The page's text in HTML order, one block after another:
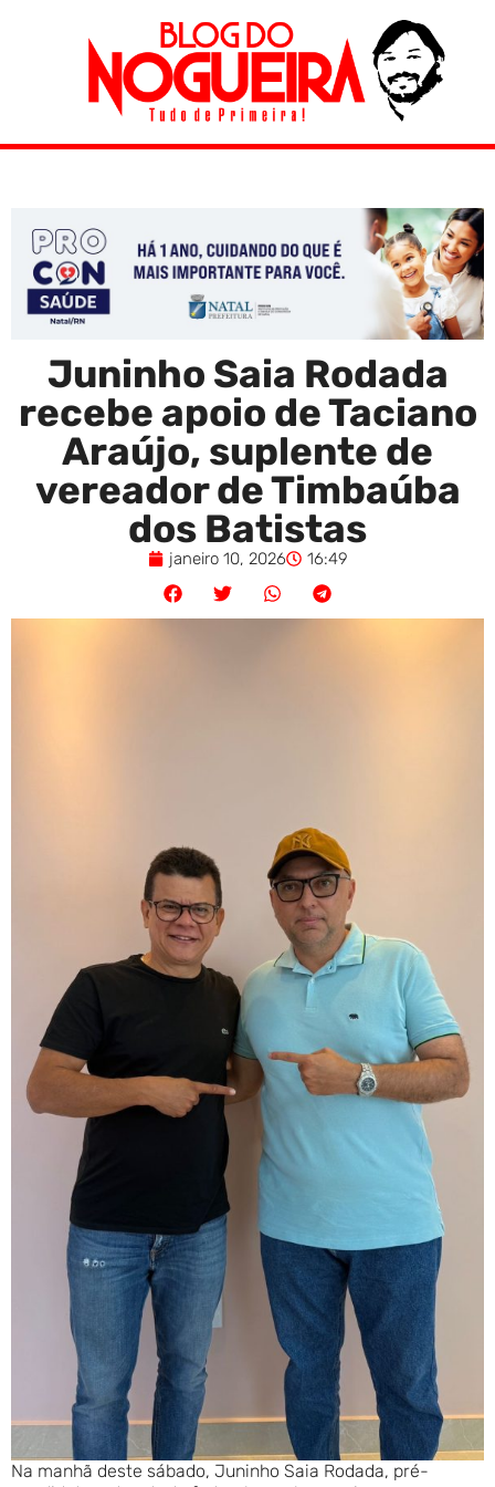
Juninho Saia Rodada
recebe apoio de Taciano
Araújo, suplente de
vereador de Timbaúba
dos Batistas
janeiro 10, 2026 16:49
Na manhã deste sábado, Juninho Saia Rodada, pré-